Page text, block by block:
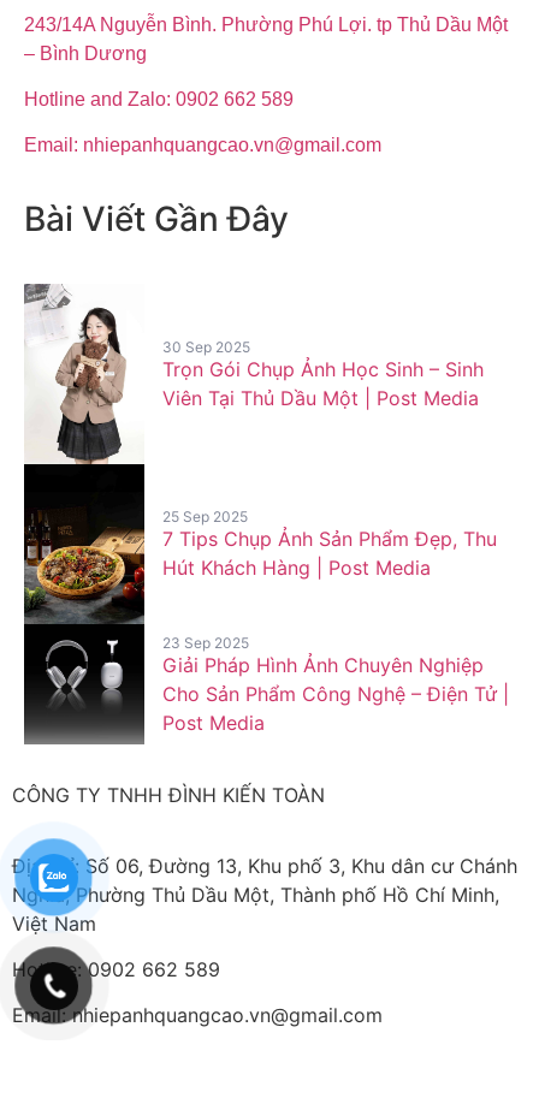
243/14A Nguyễn Bình. Phường Phú Lợi. tp Thủ Dầu Một
– Bình Dương
Hotline and Zalo: 0902 662 589
Email: nhiepanhquangcao.vn@gmail.com
Bài Viết Gần Đây
30 Sep 2025
Trọn Gói Chụp Ảnh Học Sinh – Sinh
Viên Tại Thủ Dầu Một | Post Media
25 Sep 2025
7 Tips Chụp Ảnh Sản Phẩm Đẹp, Thu
Hút Khách Hàng | Post Media
23 Sep 2025
Giải Pháp Hình Ảnh Chuyên Nghiệp
Cho Sản Phẩm Công Nghệ – Điện Tử |
Post Media
CÔNG TY TNHH ĐÌNH KIẾN TOÀN
Địa chỉ: Số 06, Đường 13, Khu phố 3, Khu dân cư Chánh
Nghĩa, Phường Thủ Dầu Một, Thành phố Hồ Chí Minh,
Việt Nam
Hotline: 0902 662 589
Email: nhiepanhquangcao.vn@gmail.com